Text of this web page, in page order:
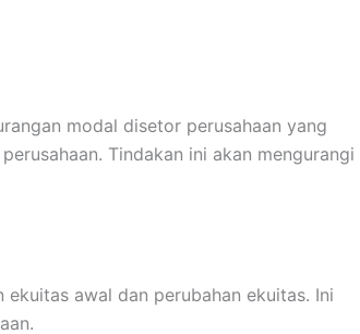
modal disetor perusahaan yang
Tindakan ini akan mengurangi
awal dan perubahan ekuitas. Ini